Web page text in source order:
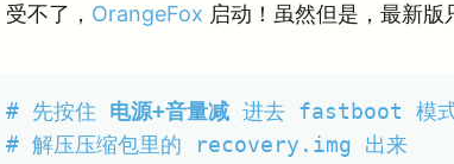
受不了， OrangeFox 启动！虽然但是，最新
# 先按住 电源+音量减 进去 fastboot 模
# 解压压缩包里的 recovery.img 出来